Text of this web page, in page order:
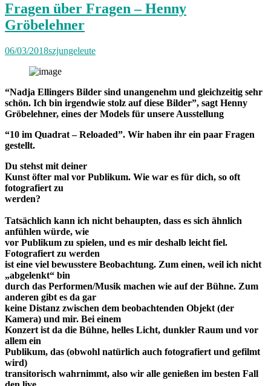
Fragen über Fragen – Henny
Gröbelehner
06/03/2018szjungeleute
“Nadja Ellingers Bilder sind unangenehm und gleichzeitig sehr
schön. Ich bin irgendwie stolz auf diese Bilder”, sagt Henny
Gröbelehner, eines der Models für unsere Ausstellung
“10 im Quadrat – Reloaded”. Wir haben ihr ein paar Fragen
gestellt.
Du stehst mit deiner
Kunst öfter mal vor Publikum. Wie war es für dich, so oft
fotografiert zu
werden?
Tatsächlich kann ich nicht behaupten, dass es sich ähnlich
anfühlen würde, wie
vor Publikum zu spielen, und es mir deshalb leicht fiel.
Fotografiert zu werden
ist eine viel bewusstere Beobachtung. Zum einen, weil ich nicht
„abgelenkt“ bin
durch das Performen/Musik machen wie auf der Bühne. Zum
anderen gibt es da gar
keine Distanz zwischen dem beobachtenden Objekt (der
Kamera) und mir. Bei einem
Konzert ist da die Bühne, helles Licht, dunkler Raum und vor
allem ein
Publikum, das (obwohl natürlich auch fotografiert und gefilmt
wird)
transitorisch wahrnimmt, also wir alle genießen im besten Fall